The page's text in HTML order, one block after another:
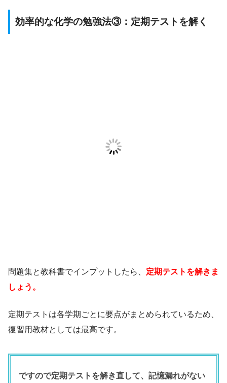
効率的な化学の勉強法③：定期テストを解く
問題集と教科書でインプットしたら、 定期テストを解きま
しょう。
定期テストは各学期ごとに要点がまとめられているため、
復習用教材としては最高です。
ですので定期テストを解き直して、記憶漏れがない